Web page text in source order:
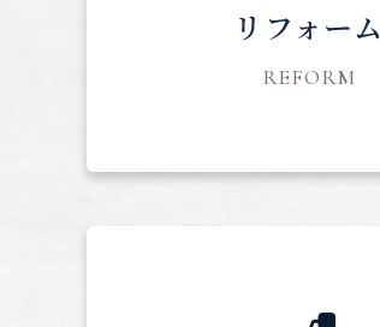
リフォーム
REFORM